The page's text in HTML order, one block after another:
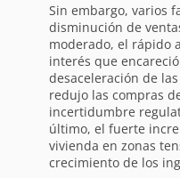
Sin embargo, varios
disminución de
moderado, el rápido
interés que
desaceleración de
redujo las compras
incertidumbre
último, el fuerte
vivienda en zonas
crecimiento de los